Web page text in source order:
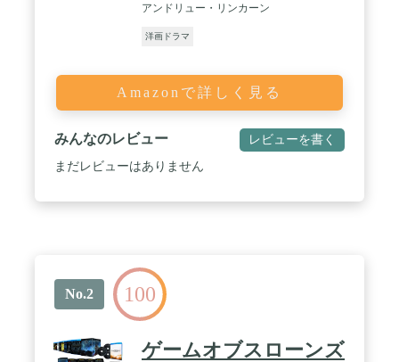
アンドリュー・リンカーン
洋画ドラマ
Amazonで詳しく見る
みんなのレビュー レビューを書く
まだレビューはありません
No.2 100
ゲームオブスローンズ